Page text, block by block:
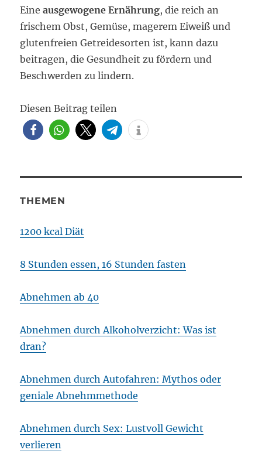
Eineausgewogene Ernährung, die reich an
frischem Obst, Gemüse, magerem Eiweiß und
glutenfreien Getreidesorten ist, kann dazu
beitragen, die Gesundheit zu fördern und
Beschwerden zu lindern.
Diesen Beitrag teilen
THEMEN
1200 kcal Diät
8 Stunden essen, 16 Stunden fasten
Abnehmen ab 40
Abnehmen durch Alkoholverzicht: Was ist
dran?
Abnehmen durch Autofahren: Mythos oder
geniale Abnehmmethode
Abnehmen durch Sex: Lustvoll Gewicht
verlieren